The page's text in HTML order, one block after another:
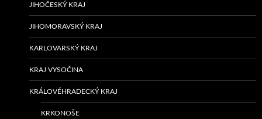
JIHOČESKÝ KRAJ
JIHOMORAVSKÝ KRAJ
KARLOVARSKÝ KRAJ
KRAJ VYSOČINA
KRÁLOVÉHRADECKÝ KRAJ
KRKONOŠE